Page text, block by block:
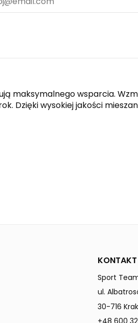
wsparcia.
Dzięki wysokiej jakości
KONTAKT
Sport
ul.
30-716